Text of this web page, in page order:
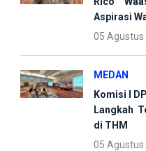
Aspirasi
05 Agustus
MEDAN
Komisi I
Langkah
di THM
05 Agustus